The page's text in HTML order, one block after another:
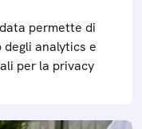
permette di
analytics e
per la privacy